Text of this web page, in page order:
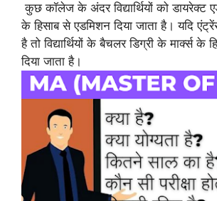
कुछ कॉलेज के अंदर विद्यार्थियों को डायरेक्ट
के हिसाब से एडमिशन दिया जाता है। यदि एंट्रेंस
है तो विद्यार्थियों के बैचलर डिग्री के मार्क्स के
दिया जाता है।